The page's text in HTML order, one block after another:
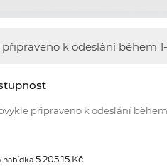
k odeslání během
připraveno k odeslání
nabídka5 205,15 Kč